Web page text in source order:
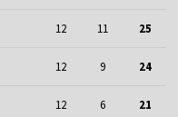
12 11 25
12 9 24
12 6 21